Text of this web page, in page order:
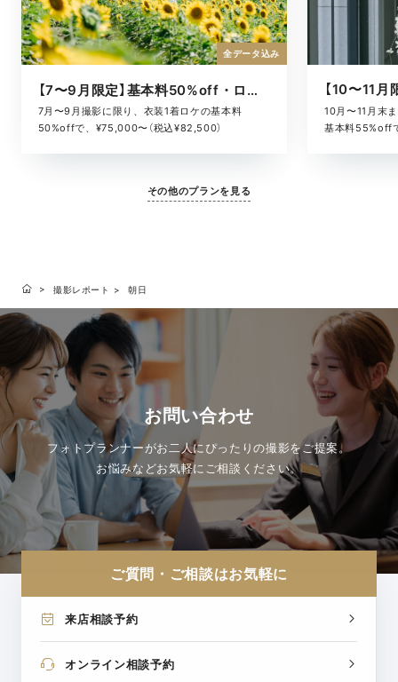
【7〜9月限定】基本料50%off・ロケキャンペーン
7月〜9月撮影に限り、衣装1着ロケの基本料
50%offで、¥75,000〜（税込¥82,500）
全データ込み
10月〜11月末
基本料55%off
その他のプランを見る
撮影レポート 朝日
お問い合わせ
フォトプランナーがお二人にぴったりの撮影をご提案。
お悩みなどお気軽にご相談ください。
ご質問・ご相談はお気軽に
来店相談予約
オンライン相談予約